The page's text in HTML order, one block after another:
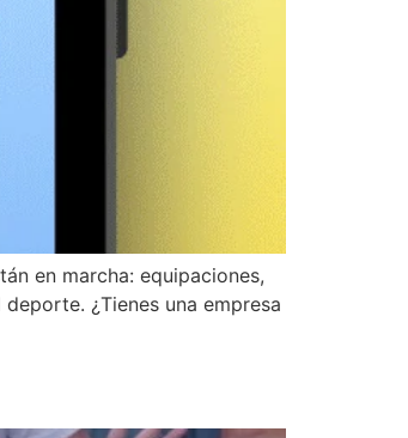
en marcha: equipaciones,
¿Tienes una empresa